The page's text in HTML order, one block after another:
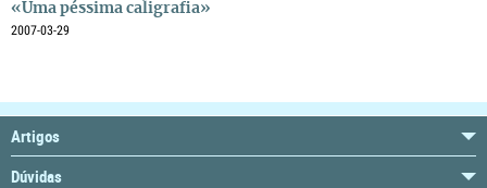
«Uma péssima caligrafia»
2007-03-29
Artigos
Dúvidas